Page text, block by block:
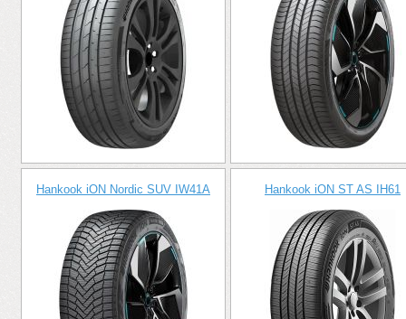
Hankook iON Nordic SUV IW41A Hankook iON ST AS IH61